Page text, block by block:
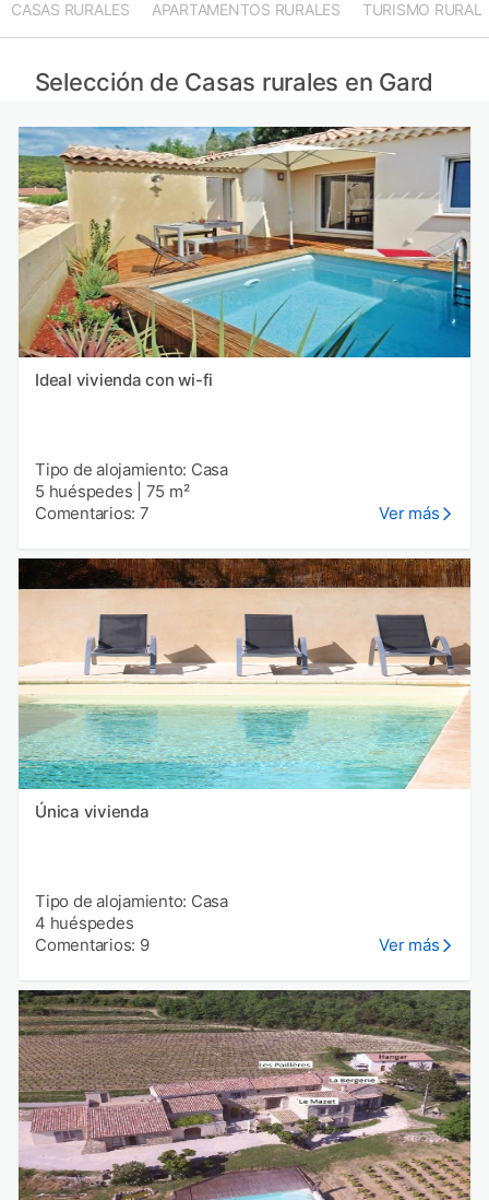
Casas rurales en Hérault provincia
Casas rurales en Ardéche provincia
Casas rurales en Bouches-du-Rhône provincia
CASAS RURALES APARTAMENTOS RURALES TURISMO RURAL
Selección de Casas rurales en Gard
Ideal vivienda con wi-fi
Tipo de alojamiento: Casa
5 huéspedes
75 m²
Comentarios: 7
Ver más
Única vivienda
Tipo de alojamiento: Casa
4 huéspedes
Comentarios: 9
Ver más